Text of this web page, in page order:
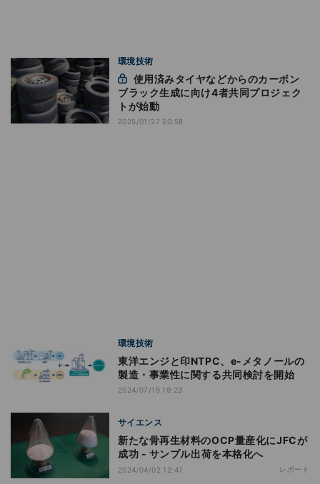
環境技術
ブラック生成に向け4者共同プロジェク
トが始動
2025/01/27 20:58
環境技術
東洋エンジと印NTPC、e-メタノールの
製造・事業性に関する共同検討を開始
2024/07/19 19:23
サイエンス
新たな骨再生材料のOCP量産化にJFCが
成功 - サンプル出荷を本格化へ
2024/04/02 12:47 レポート